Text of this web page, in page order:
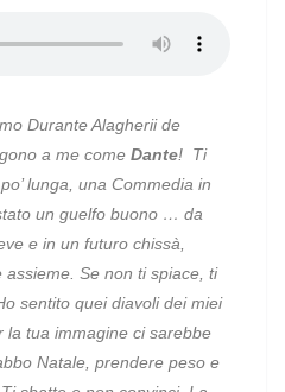
Durante Alagherii de
a me come Dante! Ti
lunga, una Commedia in
un guelfo buono … da
e in un futuro chissà,
Se non ti spiace, ti
sentito quei diavoli dei miei
la tua immagine ci sarebbe
Natale, prendere peso e